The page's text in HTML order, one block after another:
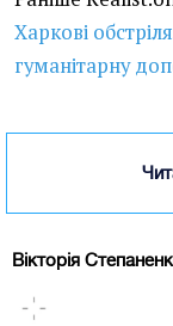
Харкові
гуманітарну
Вікторія